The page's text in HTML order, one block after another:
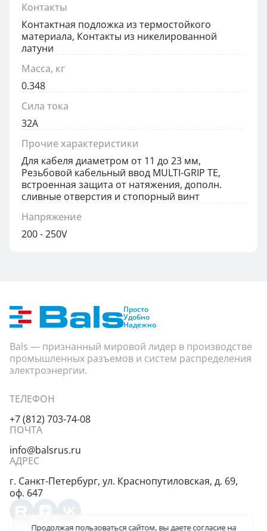
Контакты
Контактная подложка из термостойкого
материала, Контакты из никелированной
латуни
Масса, кг
0.348
Сила тока
32А
Прочие характеристики
Для кабеля диаметром от 11 до 23 мм,
Резьбовой кабельный ввод MULTI-GRIP TE,
встроенная защита от натяжения, дополн.
сливные отверстия и стопорный винт
Напряжение
200 - 250V
Просто
Удобно
Надежно
Bals — признанный мировой лидер в производстве
промышленных разъемов и систем распределения
электроэнергии.
ТЕЛЕФОН
+7 (812) 703-74-08
ПОЧТА
info@balsrus.ru
АДРЕС
г. Санкт-Петербург, ул. Краснопутиловская, д. 69,
оф. 647
Продолжая пользоваться сайтом, вы даетесогласие на